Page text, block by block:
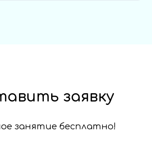
заявку
занятие бесплатно!